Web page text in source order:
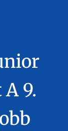
9.